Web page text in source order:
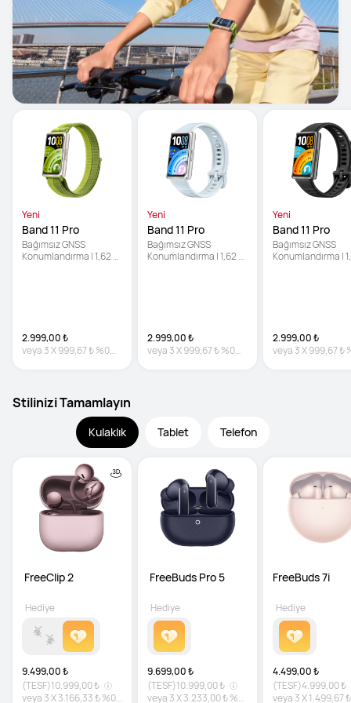
Yeni
Band 11 Pro
Bağımsız GNSS
Konumlandırma | 1,62
2.999,00 ₺
veya 3X999,67 ₺%0
Yeni
Band 11 Pro
Bağımsız GNSS
Konumlandırma | 1,62
2.999,00 ₺
veya 3X999,67 ₺%0
Yeni
Band 11 Pro
Bağımsız GNSS
Konumlandırma |
2.999,00 ₺
veya 3X999,67 ₺
Stilinizi Tamamlayın
Kulaklık Tablet Telefon
FreeClip 2
9.499,00 ₺
(TESF)10.999,00 ₺
veya 3X3.166,33 ₺%0
Hediye
FreeBuds Pro 5
9.699,00 ₺
(TESF)10.999,00 ₺
veya 3X3.233,00 ₺%0
Hediye
FreeBuds 7i
4.499,00 ₺
(TESF)4.999,00 ₺
veya 3X1.499,67 ₺
Hediye